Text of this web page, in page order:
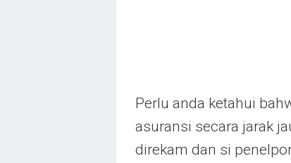
Perlu anda ketahui
asuransi secara jarak
direkam dan si